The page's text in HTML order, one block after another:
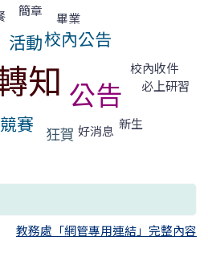
簡章 畢業
活動校內公告
知 公告
校內收件
必上研習
賽 狂賀 好消息 新生
教務處「網管專用連結」完整內容